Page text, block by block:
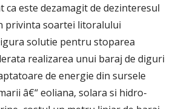
ca este dezamagit de dezinteresul
privinta soartei litoralului
solutie pentru stoparea
realizarea unui baraj de diguri
de energie din sursele
â€“ eoliana, solara si hidro-